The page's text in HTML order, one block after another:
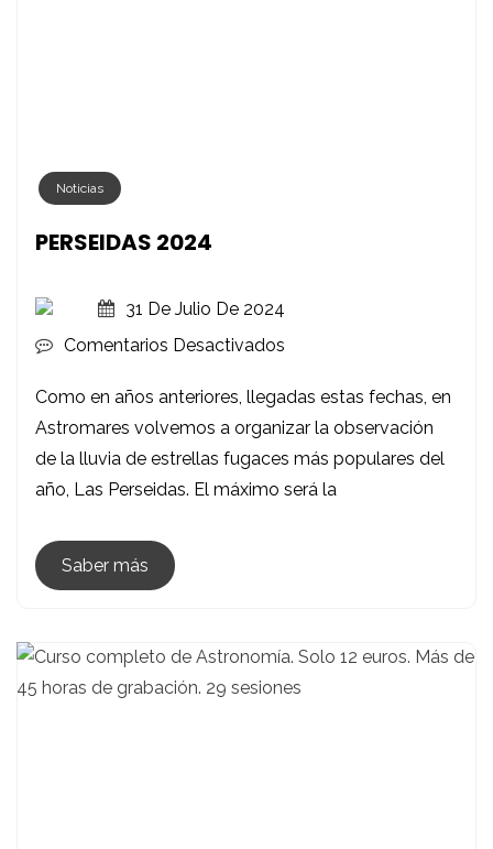
Noticias
PERSEIDAS 2024
31 De Julio De 2024
Comentarios Desactivados
2024
Como en años anteriores, llegadas estas fechas, en
Astromares volvemos a organizar la observación
de la lluvia de estrellas fugaces más populares del
año, Las Perseidas. El máximo será la
Saber más